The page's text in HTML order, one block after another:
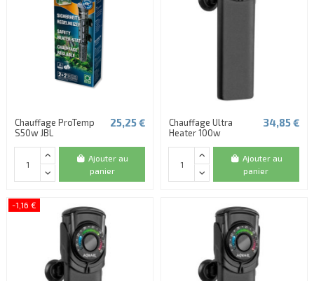
Chauffage ProTemp
S50w JBL
25,25 €
Ajouter au
panier
Chauffage Ultra
Heater 100w
34,85 €
Ajouter au
panier
-1,16 €